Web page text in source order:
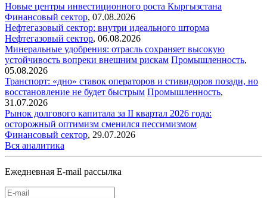
Новые центры инвестиционного роста Кыргызстана
Финансовый сектор, 07.08.2026
Нефтегазовый сектор: внутри идеального шторма
Нефтегазовый сектор, 06.08.2026
Минеральные удобрения: отрасль сохраняет высокую
устойчивость вопреки внешним рискам Промышленность,
05.08.2026
Транспорт: «дно» ставок операторов и стивидоров позади, но
восстановление не будет быстрым Промышленность,
31.07.2026
Рынок долгового капитала за II квартал 2026 года:
осторожный оптимизм сменился пессимизмом
Финансовый сектор, 29.07.2026
Вся аналитика
Ежедневная E-mail рассылка